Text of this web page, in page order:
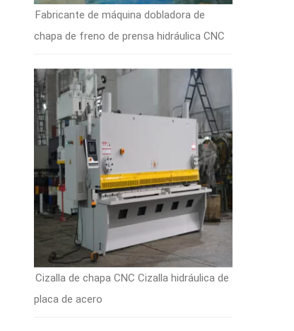
Fabricante de máquina dobladora de
chapa de freno de prensa hidráulica CNC
Cizalla de chapa CNC Cizalla hidráulica de
placa de acero